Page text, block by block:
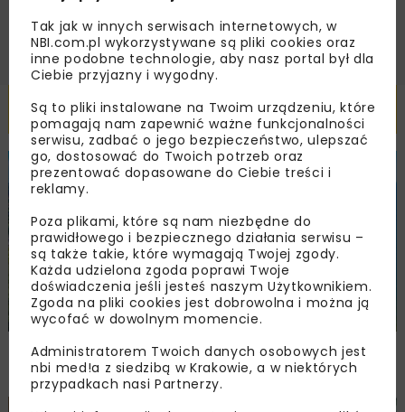
Powiązane artykuły
BUDOWNICTWO WIADOMOŚCI WYDARZENIA
NIK: samowole budowlane w Pomorskiem
poza skutecznym nadzorem
Tak jak w innych serwisach internetowych, w
NBI.com.pl wykorzystywane są pliki cookies oraz
inne podobne technologie, aby nasz portal był dla
Ciebie przyjazny i wygodny.
Są to pliki instalowane na Twoim urządzeniu, które
pomagają nam zapewnić ważne funkcjonalności
serwisu, zadbać o jego bezpieczeństwo, ulepszać
go, dostosować do Twoich potrzeb oraz
prezentować dopasowane do Ciebie treści i
reklamy.
Poza plikami, które są nam niezbędne do
prawidłowego i bezpiecznego działania serwisu –
są także takie, które wymagają Twojej zgody.
Każda udzielona zgoda poprawi Twoje
doświadczenia jeśli jesteś naszym Użytkownikiem.
Zgoda na pliki cookies jest dobrowolna i można ją
wycofać w dowolnym momencie.
Administratorem Twoich danych osobowych jest
nbi med!a z siedzibą w Krakowie, a w niektórych
przypadkach nasi Partnerzy.